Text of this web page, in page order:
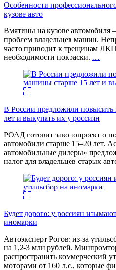
Особенности
кузове авто
Вмятины на кузове автомобиля
проблем владельцев машин.
часто приводит к трещинам
необходимости покраски. …
В России предложили
лет и выкупать их у россиян
РОАД готовит законопроект о
автомобили старше 15–20 лет.
автомобильные дилеры»
налог для владельцев старых
Будет дорого: у россиян
иномарки
Автоэксперт Рогов: из-за
на 1,2-3 млн рублей.
распространить коммерческий
моторами от 160 л.с., которые